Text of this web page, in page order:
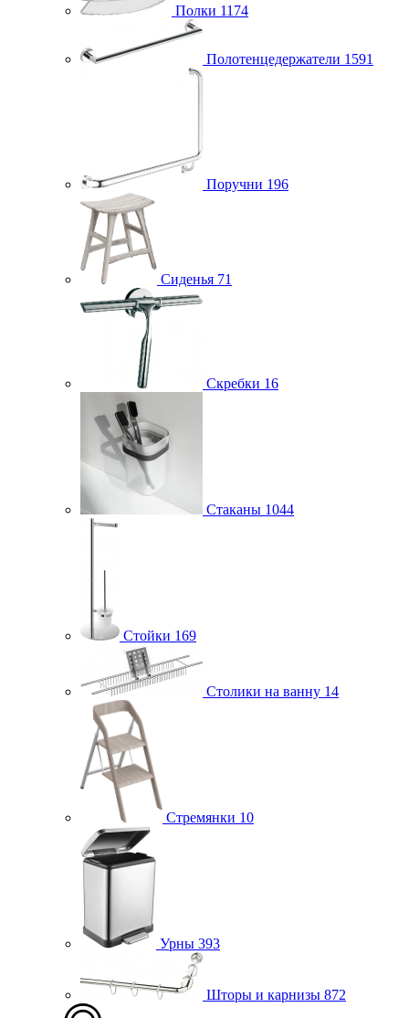
Полки 1174
Полотенцедержатели 1591
Поручни 196
Сиденья 71
Скребки 16
Стаканы 1044
Стойки 169
Столики на ванну 14
Стремянки 10
Урны 393
Шторы и карнизы 872